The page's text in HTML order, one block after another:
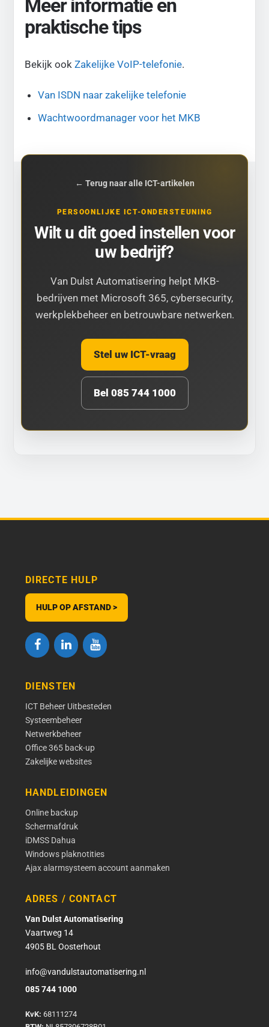
Meer informatie en
praktische tips
Bekijk ook Zakelijke VoIP-telefonie.
Van ISDN naar zakelijke telefonie
Wachtwoordmanager voor het MKB
← Terug naar alle ICT-artikelen
PERSOONLIJKE ICT-ONDERSTEUNING
Wilt u dit goed instellen voor
uw bedrijf?
Van Dulst Automatisering helpt MKB-
bedrijven met Microsoft 365, cybersecurity,
werkplekbeheer en betrouwbare netwerken.
Stel uw ICT-vraag
Bel 085 744 1000
DIRECTE HULP
HULP OP AFSTAND >
DIENSTEN
ICT Beheer Uitbesteden
Systeembeheer
Netwerkbeheer
Office 365 back-up
Zakelijke websites
HANDLEIDINGEN
Online backup
Schermafdruk
iDMSS Dahua
Windows plaknotities
Ajax alarmsysteem account aanmaken
ADRES / CONTACT
Van Dulst Automatisering
Vaartweg 14
4905 BL Oosterhout
info@vandulstautomatisering.nl
085 744 1000
KvK: 68111274